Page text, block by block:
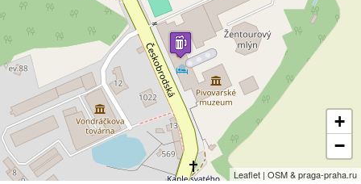
+
−
Leaflet | OSM & praga-praha.ru